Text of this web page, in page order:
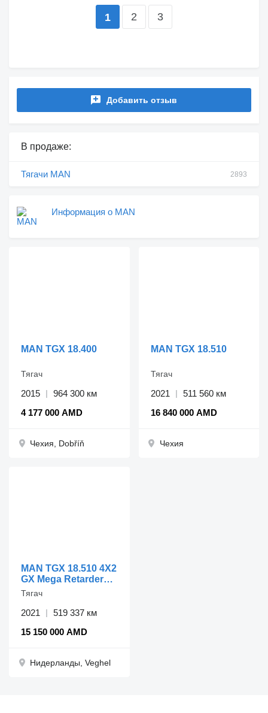
1 2 3
Добавить отзыв
В продаже:
Тягачи MAN 2893
Информация о MAN
MAN TGX 18.400
4 177 000 AMD
Тягач
2015 964 300 км
Чехия, Dobříň
MAN TGX 18.510
16 840 000 AMD
Тягач
2021 511 560 км
Чехия
MAN TGX 18.510 4X2
GX Mega Retarder
2xTanks ACC
15 150 000 AMD
Тягач
2021 519 337 км
Нидерланды, Veghel